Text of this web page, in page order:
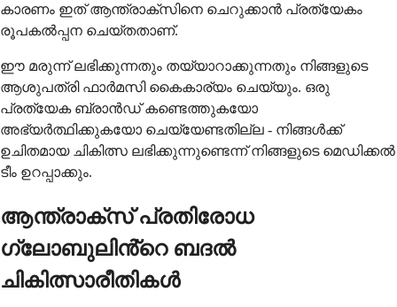
കാരണം ഇത് ആന്ത്രാക്സിനെ ചെറുക്കാൻ പ്രത്യേകം
രൂപകൽപ്പന ചെയ്തതാണ്.
ഈ മരുന്ന് ലഭിക്കുന്നതും തയ്യാറാക്കുന്നതും നിങ്ങളുടെ
ആശുപത്രി ഫാർമസി കൈകാര്യം ചെയ്യും. ഒരു
പ്രത്യേക ബ്രാൻഡ് കണ്ടെത്തുകയോ
അഭ്യർത്ഥിക്കുകയോ ചെയ്യേണ്ടതില്ല - നിങ്ങൾക്ക്
ഉചിതമായ ചികിത്സ ലഭിക്കുന്നുണ്ടെന്ന് നിങ്ങളുടെ മെഡിക്കൽ
ടീം ഉറപ്പാക്കും.
ആന്ത്രാക്സ് പ്രതിരോധ
ഗ്ലോബുലിൻ്റെ ബദൽ
ചികിത്സാരീതികൾ